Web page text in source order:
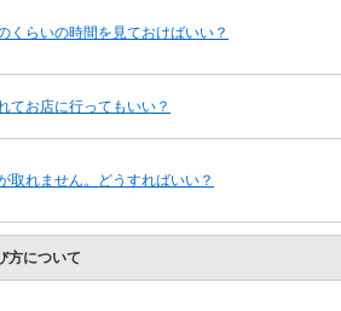
くらいの時間を見ておけばいい？
てお店に行ってもいい？
取れません。どうすればいい？
方について